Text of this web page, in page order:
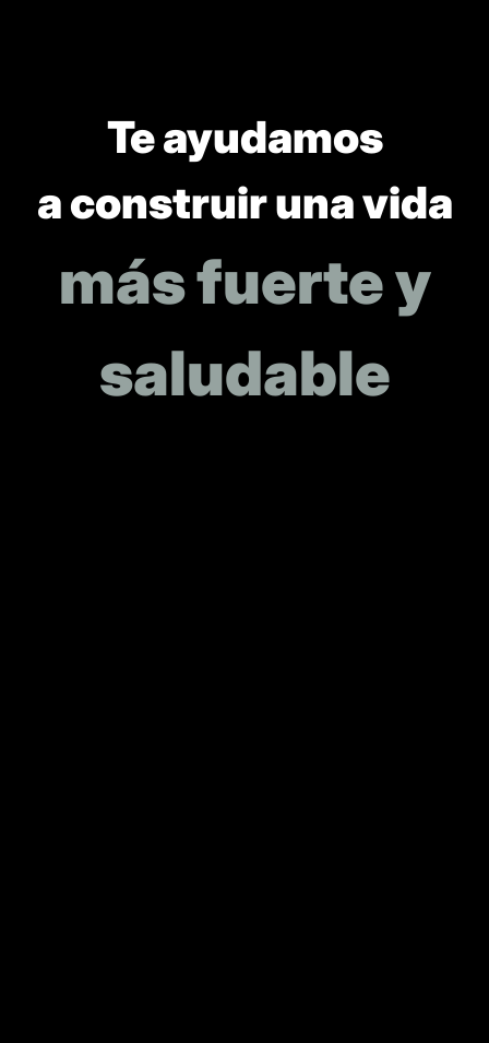
Te ayudamos
a construir una vida
más fuerte y
saludable